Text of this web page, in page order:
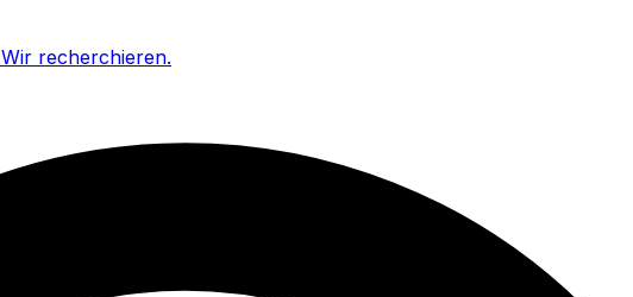
Wir recherchieren.